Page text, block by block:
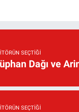
SEÇTIĞI
Dağı ve
SEÇTIĞI